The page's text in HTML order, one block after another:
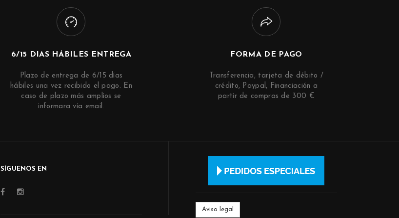
6/15 DIAS HÁBILES ENTREGA
Plazo de entrega de 6/15 días
hábiles una vez recibido el pago. En
caso de plazo más amplios se
informara vía email.
FORMA DE PAGO
Transferencia, tarjeta de débito /
crédito, Paypal, Financiación a
partir de compras de 300 €
SÍGUENOS EN
Aviso legal